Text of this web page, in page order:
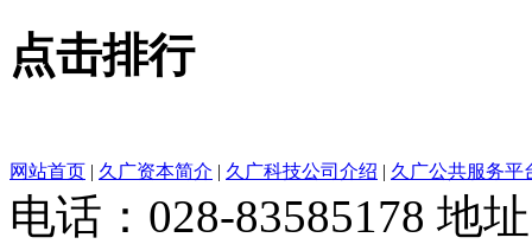
点击排行
网站首页 | 久广资本简介 | 久广科技公司介绍 | 久广公共服务平
电话：028-83585178 地